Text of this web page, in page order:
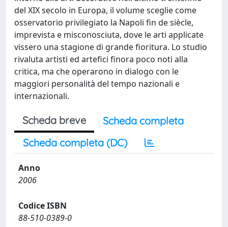
del XIX secolo in Europa, il volume sceglie come
osservatorio privilegiato la Napoli fin de siècle,
imprevista e misconosciuta, dove le arti applicate
vissero una stagione di grande fioritura. Lo studio
rivaluta artisti ed artefici finora poco noti alla
critica, ma che operarono in dialogo con le
maggiori personalità del tempo nazionali e
internazionali.
Scheda breve
Scheda completa
Scheda completa (DC)
Anno
2006
Codice ISBN
88-510-0389-0